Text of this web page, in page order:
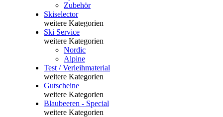
Zubehör
Skiselector
weitere Kategorien
Ski Service
weitere Kategorien
Nordic
Alpine
Test / Verleihmaterial
weitere Kategorien
Gutscheine
weitere Kategorien
Blaubeeren - Special
weitere Kategorien